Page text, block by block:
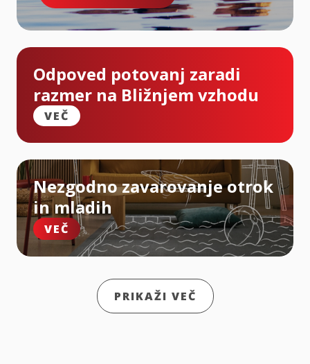
Odpoved potovanj zaradi
razmer na Bližnjem vzhodu
VEČ
Nezgodno zavarovanje otrok
in mladih
VEČ
PRIKAŽI VEČ